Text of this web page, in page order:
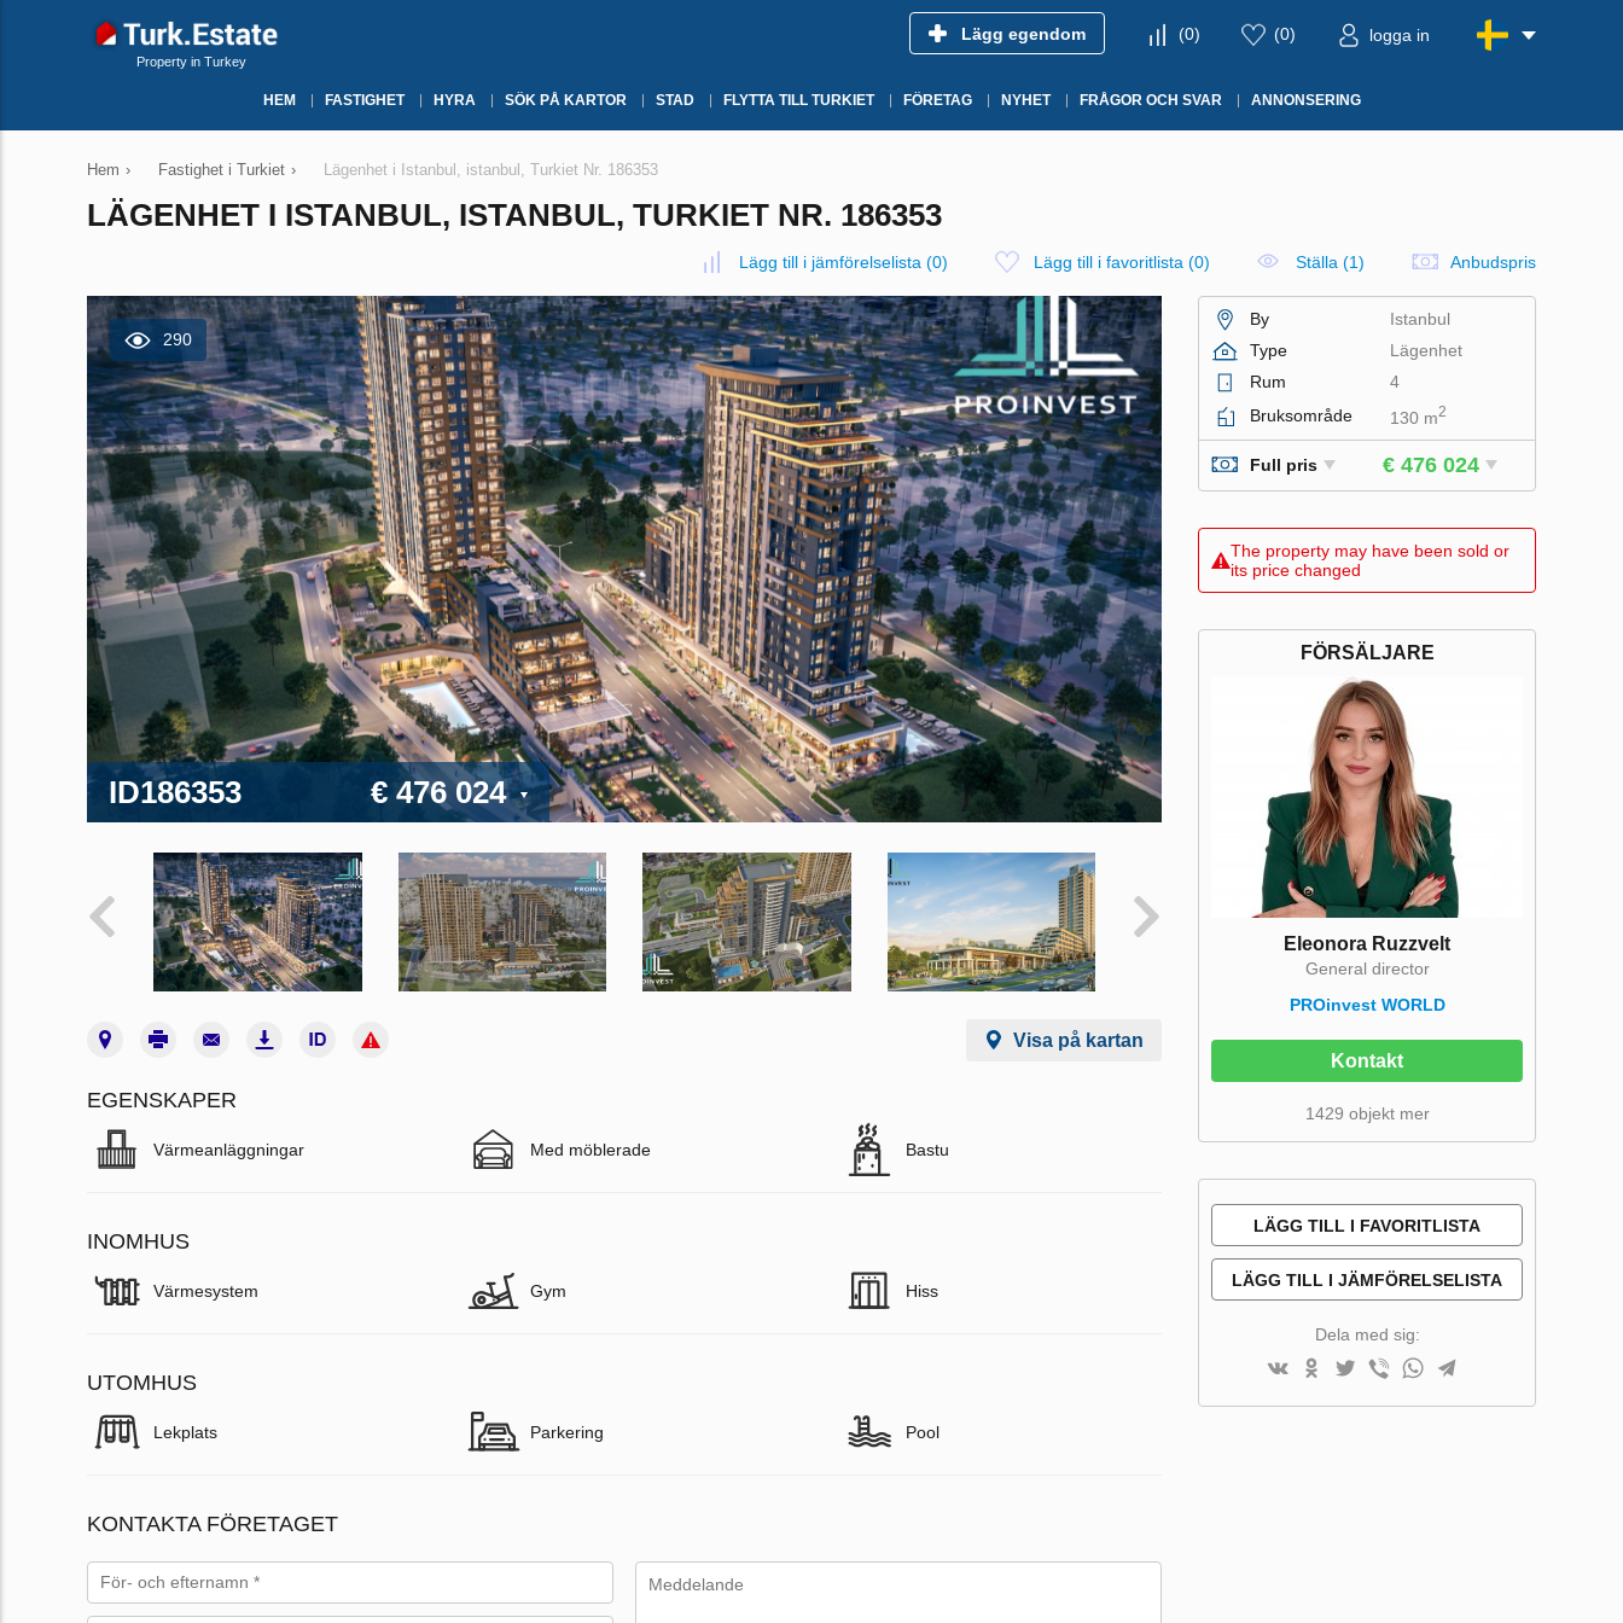
Property in Turkey
Lägg egendom (0) (0) logga in
HEM FASTIGHET HYRA SÖK PÅ KARTOR STAD FLYTTA TILL TURKIET FÖRETAG NYHET FRÅGOR OCH SVAR ANNONSERING
Hem › Fastighet i Turkiet › Lägenhet i Istanbul, istanbul, Turkiet Nr. 186353
LÄGENHET I ISTANBUL, ISTANBUL, TURKIET NR. 186353
Lägg till i jämförelselista (0) Lägg till i favoritlista (0) Ställa (1) Anbudspris
290
ID186353 € 476 024
Visa på kartan
EGENSKAPER
Värmeanläggningar Med möblerade Bastu
INOMHUS
Värmesystem Gym Hiss
UTOMHUS
Lekplats Parkering Pool
KONTAKTA FÖRETAGET
By
Istanbul
Type
Lägenhet
Rum
4
Bruksområde
130 m2
Full pris € 476 024
The property may have been sold or
its price changed
FÖRSÄLJARE
Eleonora Ruzzvelt
General director
PROinvest WORLD
Kontakt
1429 objekt mer
LÄGG TILL I FAVORITLISTA
LÄGG TILL I JÄMFÖRELSELISTA
Dela med sig: